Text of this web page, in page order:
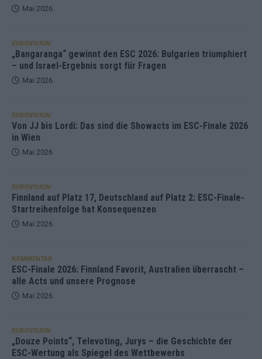
Mai 2026
EUROVISION
„Bangaranga“ gewinnt den ESC 2026: Bulgarien triumphiert
– und Israel-Ergebnis sorgt für Fragen
Mai 2026
EUROVISION
Von JJ bis Lordi: Das sind die Showacts im ESC-Finale 2026
in Wien
Mai 2026
EUROVISION
Finnland auf Platz 17, Deutschland auf Platz 2: ESC-Finale-
Startreihenfolge hat Konsequenzen
Mai 2026
KOMMENTAR
ESC-Finale 2026: Finnland Favorit, Australien überrascht –
alle Acts und unsere Prognose
Mai 2026
EUROVISION
„Douze Points“, Televoting, Jurys – die Geschichte der
ESC-Wertung als Spiegel des Wettbewerbs